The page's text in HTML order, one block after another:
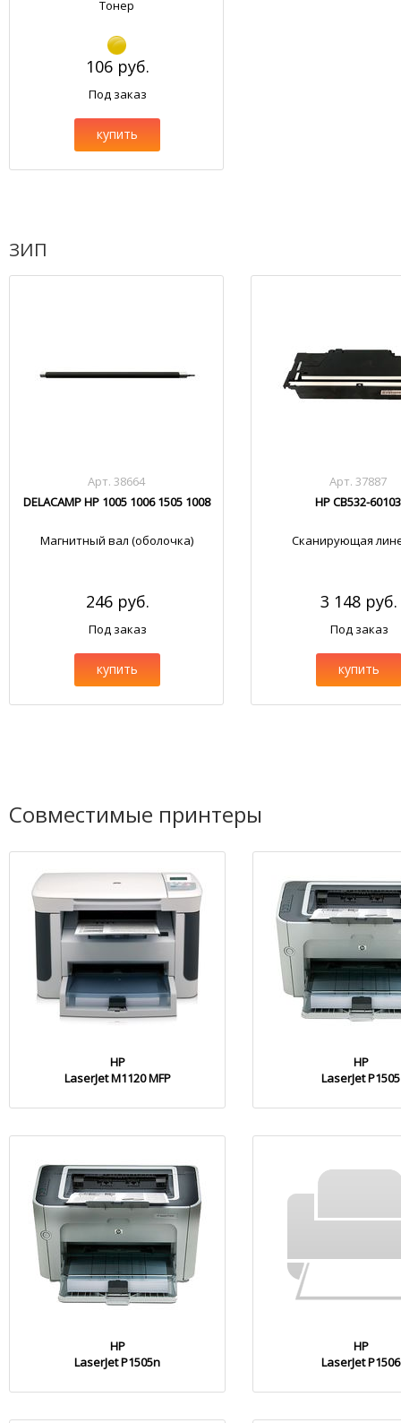
Тонер
106 руб.
Под заказ
купить
ЗИП
Арт. 38664
DELACAMP HP 1005 1006 1505 1008
Магнитный вал (оболочка)
246 руб.
Под заказ
купить
Арт. 37887
HP CB532-60103
Сканирующая
3 148 руб.
Под заказ
купить
Совместимые принтеры
HP
LaserJet M1120 MFP
HP
LaserJet P1505
HP
LaserJet P1505n
HP
LaserJet P1506